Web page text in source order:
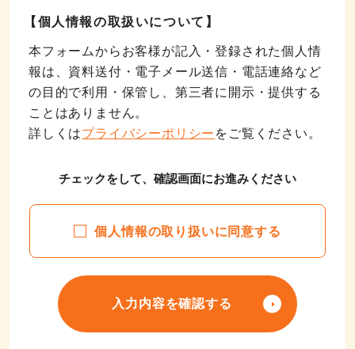
【個人情報の取扱いについて】
本フォームからお客様が記入・登録された個人情
報は、資料送付・電子メール送信・電話連絡など
の目的で利用・保管し、第三者に開示・提供する
ことはありません。
詳しくはプライバシーポリシー をご覧ください。
チェックをして、確認画面にお進みください
個人情報の取り扱いに同意する
入力内容を確認する